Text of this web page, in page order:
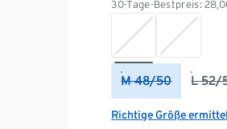
30-Tage-Bestpreis:
M 48/50 L 52/
Richtige Größe